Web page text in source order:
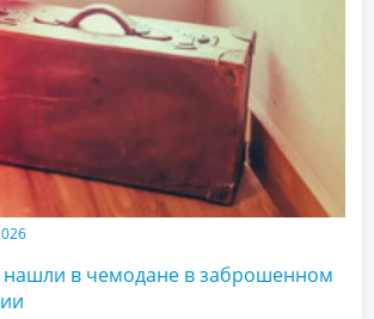
нашли в чемодане в заброшенном